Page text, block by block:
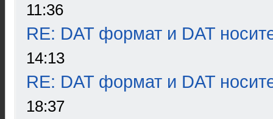
11:36
RE: DAT формат и DAT
14:13
RE: DAT формат и DAT
18:37